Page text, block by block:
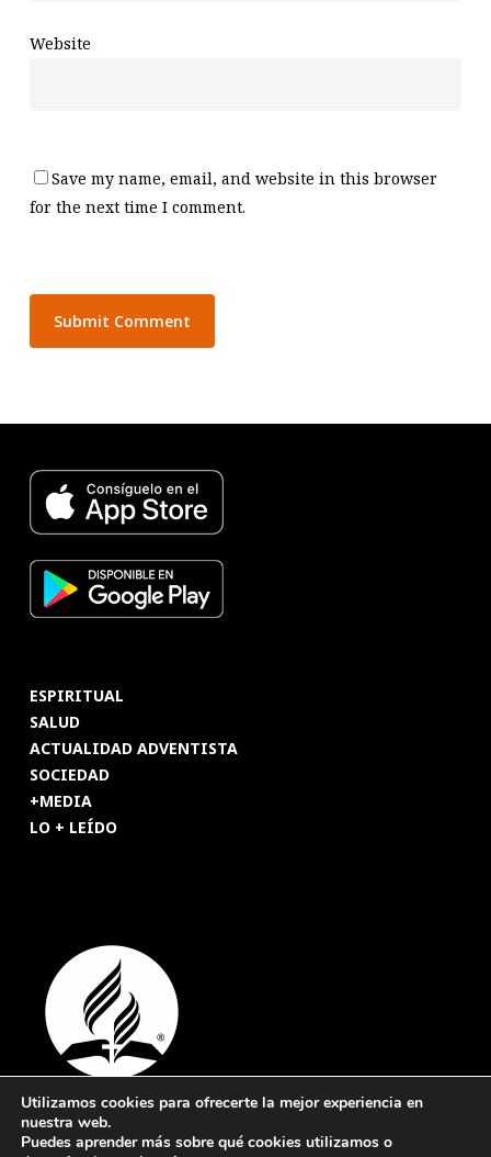
Website
Save my name, email, and website in this browser
for the next time I comment.
ESPIRITUAL
SALUD
ACTUALIDAD ADVENTISTA
SOCIEDAD
+MEDIA
LO + LEÍDO
© 2026 Revista Adventista de España. UICASDE. Derechos
Utilizamos cookies para ofrecerte la mejor experiencia en
nuestra web.
Puedes aprender más sobre qué cookies utilizamos o